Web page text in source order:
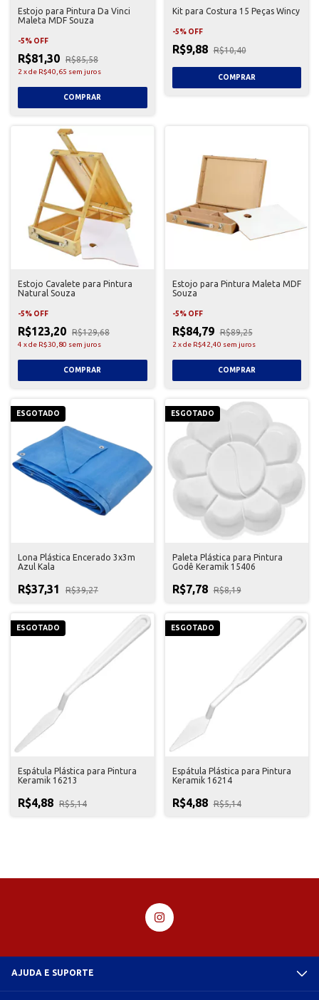
Estojo para Pintura Da Vinci
Maleta MDF Souza
-5% OFF
R$81,30 R$85,58
2 xde R$40,65 sem juros
Kit para Costura 15 Peças Wincy
-5% OFF
R$9,88 R$10,40
Estojo Cavalete para Pintura
Natural Souza
-5% OFF
R$123,20 R$129,68
4 xde R$30,80 sem juros
Estojo para Pintura Maleta MDF
Souza
-5% OFF
R$84,79 R$89,25
2 xde R$42,40 sem juros
ESGOTADO
Lona Plástica Encerado 3x3m
Azul Kala
R$37,31 R$39,27
ESGOTADO
Paleta Plástica para Pintura
Godê Keramik 15406
R$7,78 R$8,19
ESGOTADO
Espátula Plástica para Pintura
Keramik 16213
R$4,88 R$5,14
ESGOTADO
Espátula Plástica para Pintura
Keramik 16214
R$4,88 R$5,14
AJUDA E SUPORTE